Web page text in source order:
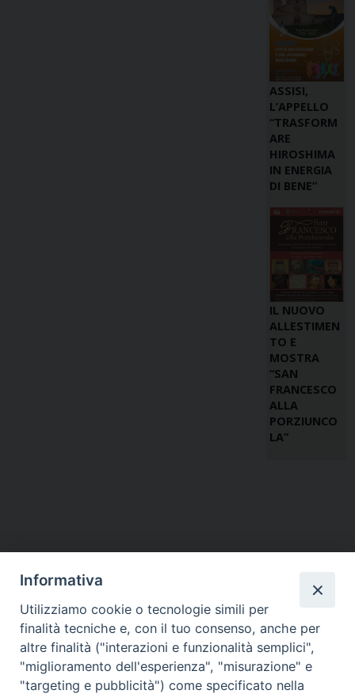
ASSISI,
L’APPELLO
“TRASFORM
ARE
HIROSHIMA
IN ENERGIA
DI BENE”
IL NUOVO
ALLESTIMEN
TO E
MOSTRA
“SAN
FRANCESCO
ALLA
PORZIUNCO
LA”
Informativa
Utilizziamo cookie o tecnologie simili per
finalità tecniche e, con il tuo consenso, anche per
altre finalità ("interazioni e funzionalità semplici",
"miglioramento dell'esperienza", "misurazione" e
"targeting e pubblicità") come specificato nella